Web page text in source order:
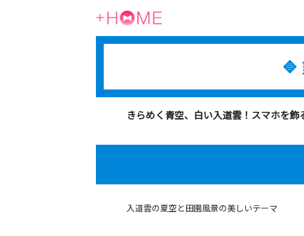
🔷
きらめく青空、白い入道雲！スマホを
入道雲の夏空と田園風景の美しいテーマ